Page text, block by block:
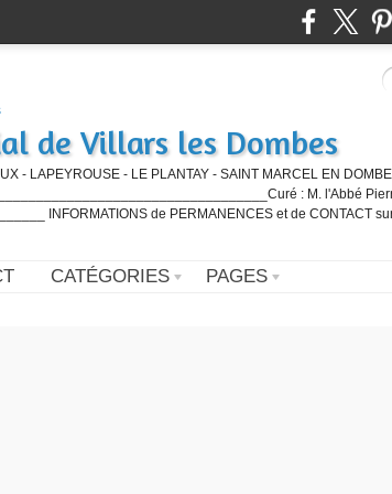
de Villars les Dombes
- LAPEYROUSE - LE PLANTAY - SAINT MARCEL EN
: M. l'Abbé
INFORMATIONS de PERMANENCES et de CONTACT
CATÉGORIES PAGES